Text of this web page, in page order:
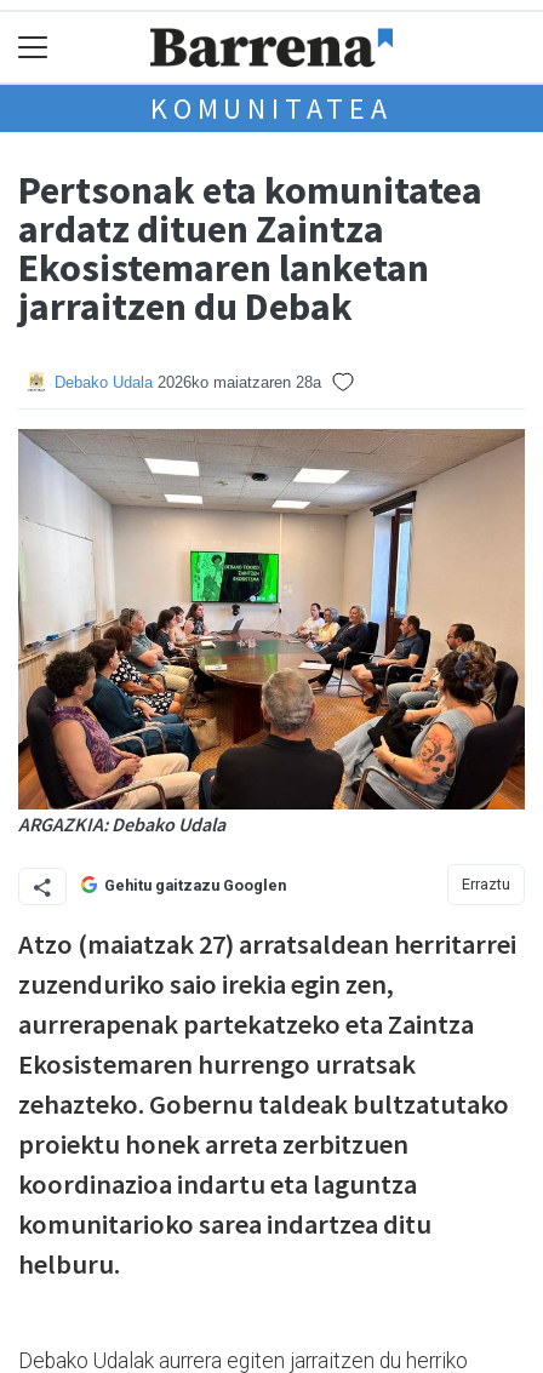
KOMUNITATEA
Pertsonak eta komunitatea
ardatz dituen Zaintza
Ekosistemaren lanketan
jarraitzen du Debak
Debako Udala 2026ko maiatzaren 28a
ARGAZKIA: Debako Udala
Gehitu gaitzazu Googlen Erraztu
Atzo (maiatzak 27) arratsaldean herritarrei
zuzenduriko saio irekia egin zen,
aurrerapenak partekatzeko eta Zaintza
Ekosistemaren hurrengo urratsak
zehazteko. Gobernu taldeak bultzatutako
proiektu honek arreta zerbitzuen
koordinazioa indartu eta laguntza
komunitarioko sarea indartzea ditu
helburu.
Debako Udalak aurrera egiten jarraitzen du herriko